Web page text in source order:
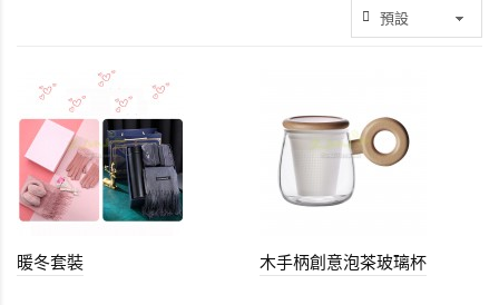
暖冬套裝 木手柄創意泡茶玻璃杯